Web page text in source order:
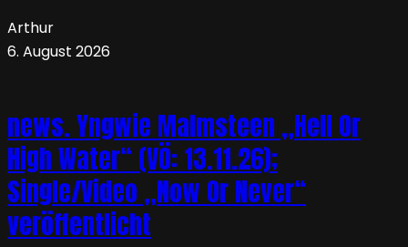
Arthur
6. August 2026
news. Yngwie Malmsteen „Hell Or
High Water“ (VÖ: 13.11.26);
Single/Video „Now Or Never“
veröffentlicht